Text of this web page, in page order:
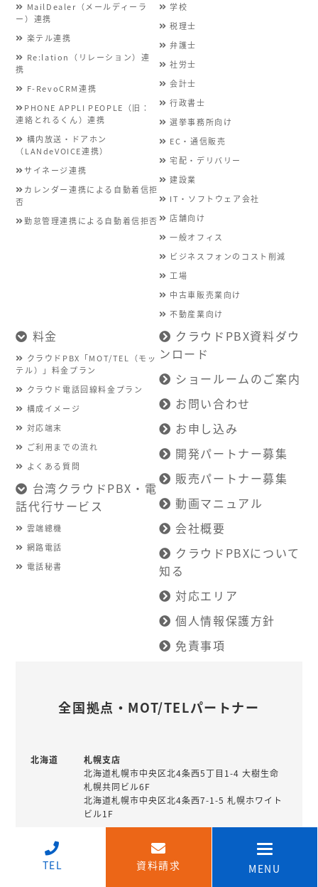
MailDealer（メールディーラ
ー）連携
楽テル連携
Re:lation（リレーション）連
携
F-RevoCRM連携
PHONE APPLI PEOPLE（旧：
連絡とれるくん）連携
構内放送・ドアホン
（LANdeVOICE連携）
サイネージ連携
カレンダー連携による自動着信拒
否
勤怠管理連携による自動着信拒否
学校
税理士
弁護士
社労士
会計士
行政書士
選挙事務所向け
EC・通信販売
宅配・デリバリー
建設業
IT・ソフトウェア会社
店舗向け
一般オフィス
ビジネスフォンのコスト削減
工場
中古車販売業向け
不動産業向け
料金
クラウドPBX「MOT/TEL（モッ
テル）」料金プラン
クラウド電話回線料金プラン
構成イメージ
対応端末
ご利用までの流れ
よくある質問
台湾クラウドPBX・電
話代行サービス
雲端總機
網路電話
電話秘書
クラウドPBX資料ダウ
ンロード
ショールームのご案内
お問い合わせ
お申し込み
開発パートナー募集
販売パートナー募集
動画マニュアル
会社概要
クラウドPBXについて
知る
対応エリア
個人情報保護方針
免責事項
全国拠点・MOT/TELパートナー
北海道
札幌支店
北海道札幌市中央区北4条西5丁目1-4 大樹生命
札幌共同ビル6F
北海道札幌市中央区北4条西7-1-5 札幌ホワイト
ビル1F
北海道釧路市北大通10丁目1-4 北陸銀行住友生
TEL 資料請求 MENU